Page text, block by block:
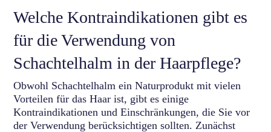
Welche Kontraindikationen gibt es
für die Verwendung von
Schachtelhalm in der Haarpflege?
Obwohl Schachtelhalm ein Naturprodukt mit vielen
Vorteilen für das Haar ist, gibt es einige
Kontraindikationen und Einschränkungen, die Sie vor
der Verwendung berücksichtigen sollten. Zunächst